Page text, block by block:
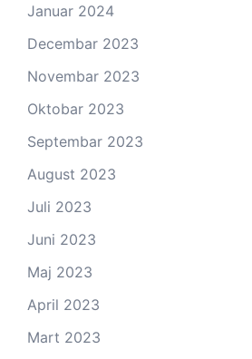
Januar 2024
Decembar 2023
Novembar 2023
Oktobar 2023
Septembar 2023
August 2023
Juli 2023
Juni 2023
Maj 2023
April 2023
Mart 2023